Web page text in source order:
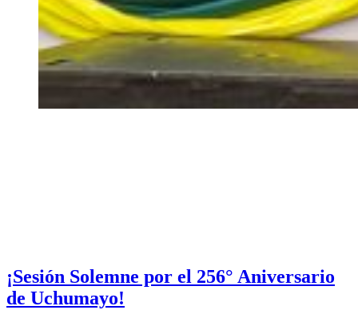
¡Sesión Solemne por el 256° Aniversario
de Uchumayo!